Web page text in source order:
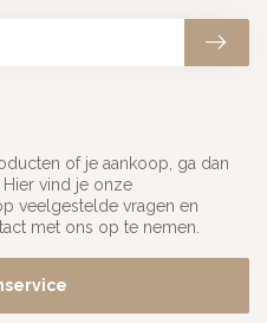
of je aankoop, ga dan
Hier vind je onze
veelgestelde vragen en
met ons op te nemen.